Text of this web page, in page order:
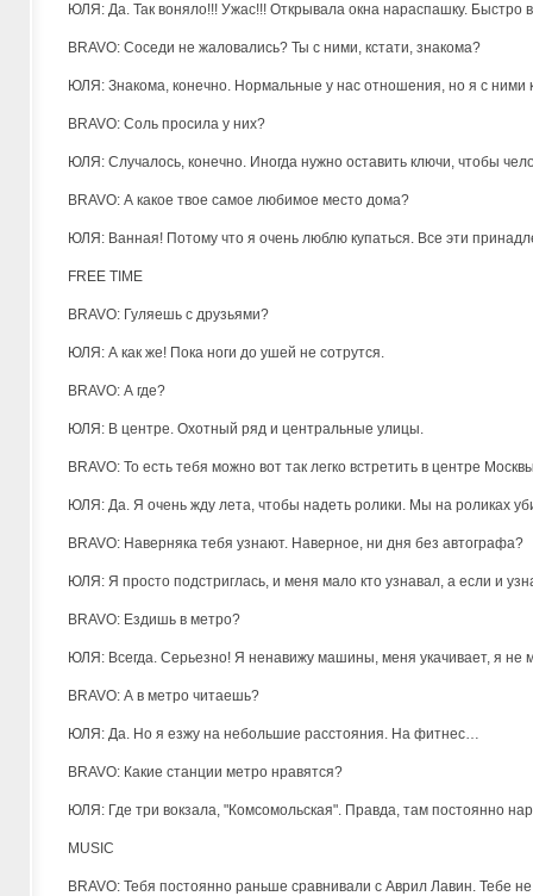
ЮЛЯ: Да. Так воняло!!! Ужас!!! Открывала окна нараспашку. Быстро
BRAVO: Соседи не жаловались? Ты с ними, кстати, знакома?
ЮЛЯ: Знакома, конечно. Нормальные у нас отношения, но я с ними
BRAVO: Соль просила у них?
ЮЛЯ: Случалось, конечно. Иногда нужно оставить ключи, чтобы
BRAVO: А какое твое самое любимое место дома?
ЮЛЯ: Ванная! Потому что я очень люблю купаться. Все эти
FREE TIME
BRAVO: Гуляешь с друзьями?
ЮЛЯ: А как же! Пока ноги до ушей не сотрутся.
BRAVO: А где?
ЮЛЯ: В центре. Охотный ряд и центральные улицы.
BRAVO: То есть тебя можно вот так легко встретить в центре
ЮЛЯ: Да. Я очень жду лета, чтобы надеть ролики. Мы на роликах
BRAVO: Наверняка тебя узнают. Наверное, ни дня без автографа?
ЮЛЯ: Я просто подстриглась, и меня мало кто узнавал, а если и
BRAVO: Ездишь в метро?
ЮЛЯ: Всегда. Серьезно! Я ненавижу машины, меня укачивает, я не
BRAVO: А в метро читаешь?
ЮЛЯ: Да. Но я езжу на небольшие расстояния. На фитнес…
BRAVO: Какие станции метро нравятся?
ЮЛЯ: Где три вокзала, "Комсомольская". Правда, там постоянно
MUSIC
BRAVO: Тебя постоянно раньше сравнивали с Аврил Лавин. Тебе